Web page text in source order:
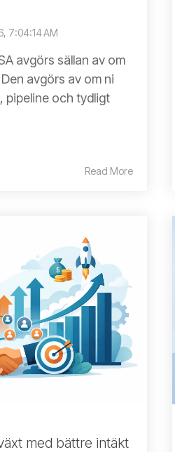
7:04:14 AM
avgörs sällan av om
avgörs av om ni
pipeline och tydligt
Read More
med bättre intäkt